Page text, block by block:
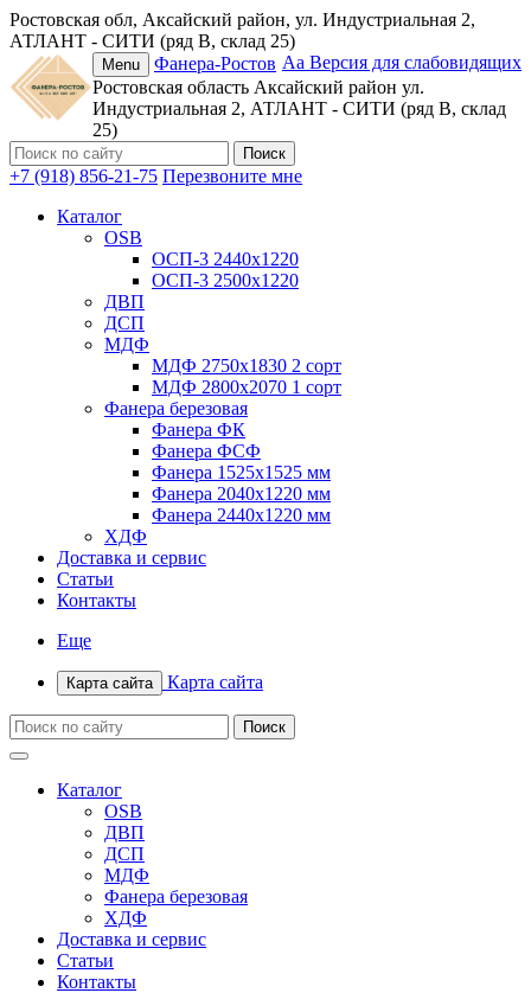
Ростовская обл, Аксайский район, ул. Индустриальная 2,
АТЛАНТ - СИТИ (ряд В, склад 25)
Аа Версия для слабовидящих
Menu
Фанера-Ростов
Ростовская область Аксайский район ул.
Индустриальная 2, АТЛАНТ - СИТИ (ряд В, склад
25)
+7 (918) 856-21-75 Перезвоните мне
Каталог
OSB
ОСП-3 2440х1220
ОСП-3 2500х1220
ДВП
ДСП
МДФ
МДФ 2750х1830 2 сорт
МДФ 2800х2070 1 сорт
Фанера березовая
Фанера ФК
Фанера ФСФ
Фанера 1525х1525 мм
Фанера 2040х1220 мм
Фанера 2440х1220 мм
ХДФ
Доставка и сервис
Статьи
Контакты
Еще
Карта сайта Карта сайта
Каталог
OSB
ДВП
ДСП
МДФ
Фанера березовая
ХДФ
Доставка и сервис
Статьи
Контакты